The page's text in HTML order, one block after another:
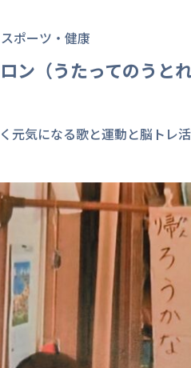
スポーツ・健康
ン（うたってのうと
元気になる歌と運動と脳トレ